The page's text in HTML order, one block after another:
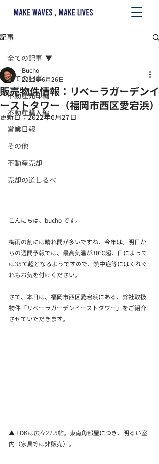
記事
全ての記事
不動産売却編
不動産購入編
営業日報
その他
不動産売却
売却の道しるべ
全ての記事
販売物件情報：リベーラガーデンイ
ーストタワー（福岡市西区愛宕浜）
Bucho
2022年6月26日
更新日：2022年6月27日
こんにちは、bucho です。
梅雨の割には晴れ間が多いですね、今年は。明日か
らの週間予報では、最高気温が30℃超、日によって
は35℃超となるようですので、熱中症等にはくれぐ
れもお気を付けください。
さて、本日は、福岡市西区愛宕浜にある、弊社取扱
物件「リベーラガーデンイーストタワー」をご紹介
させていただきます。
▲ LDKは広々27.5帖。東南角部屋につき、明るい室
内（家具等は非販売）。